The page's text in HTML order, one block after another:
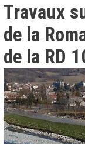
Travaux
de la
de la RD